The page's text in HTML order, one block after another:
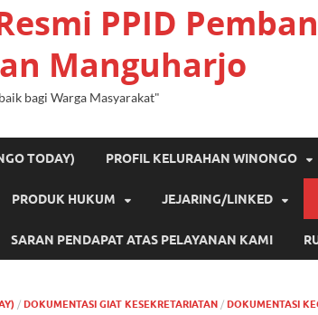
PPID
Manguharjo
bagi Warga Masyarakat"
TODAY) PROFIL KELURAHAN WINONGO
PRODUK HUKUM JEJARING/LINKED
SARAN PENDAPAT ATAS PELAYANAN KAMI
/ DOKUMENTASI GIAT KESEKRETARIATAN / DOKUMENTASI